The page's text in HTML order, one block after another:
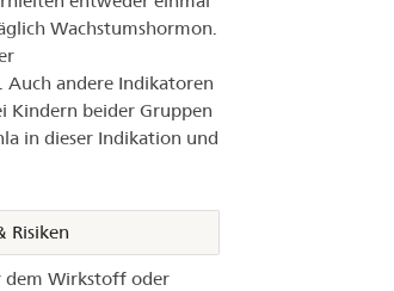
Wachstumshormon.
andere Indikatoren
Kindern beider Gruppen
in dieser Indikation und
Risiken
dem Wirkstoff oder